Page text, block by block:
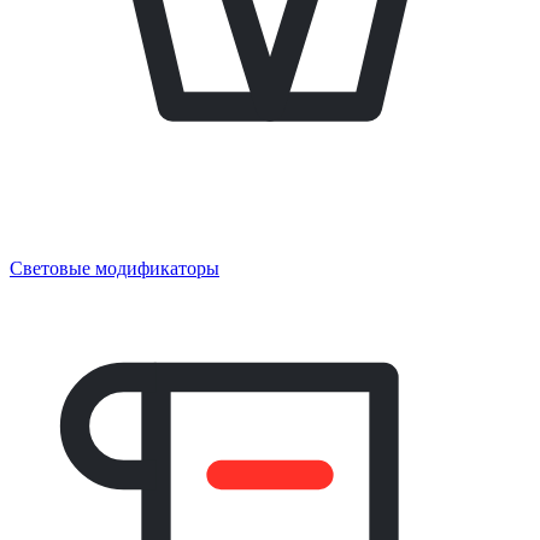
Световые модификаторы